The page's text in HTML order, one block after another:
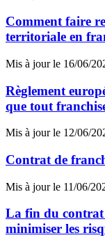
Comment faire
territoriale en
Mis à jour le 16/06/
Règlement
que tout
Mis à jour le 12/06/
Contrat de
Mis à jour le 11/06/
La fin du
minimiser les